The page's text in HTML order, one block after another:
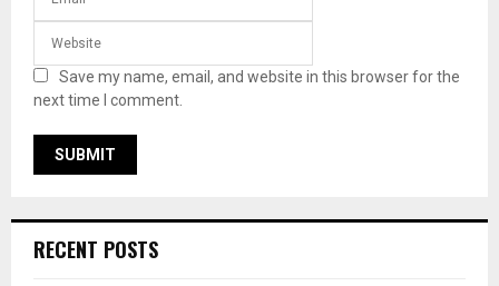
Save my name, email, and website in this browser for the
next time I comment.
RECENT POSTS